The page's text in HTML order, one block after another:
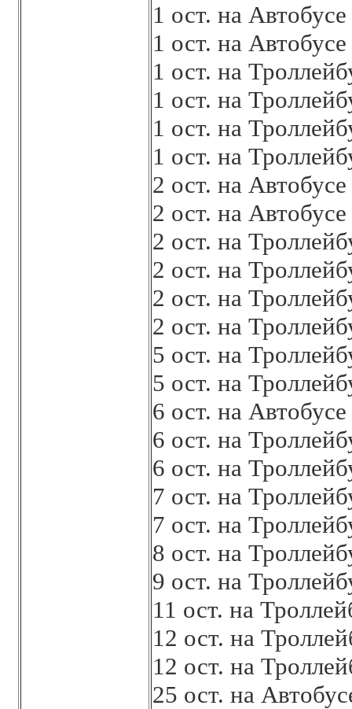
1 ост. на
1 ост. на
1 ост. на
1 ост. на
1 ост. на
1 ост. на
2 ост. на
2 ост. на
2 ост. на
2 ост. на
2 ост. на
2 ост. на
5 ост. на
5 ост. на
6 ост. на
6 ост. на
6 ост. на
7 ост. на
7 ост. на
8 ост. на
9 ост. на
11 ост. на
12 ост. на
12 ост. на
25 ост. на